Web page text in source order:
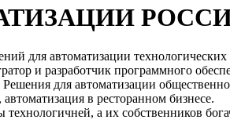
для автоматизации
и разработчик программного
для автоматизации
в ресторанном бизнесе.
а их собственников